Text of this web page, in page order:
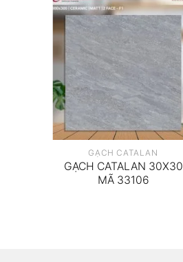
GẠCH CATALAN
GẠCH CATALAN 30X30
MÃ 33106